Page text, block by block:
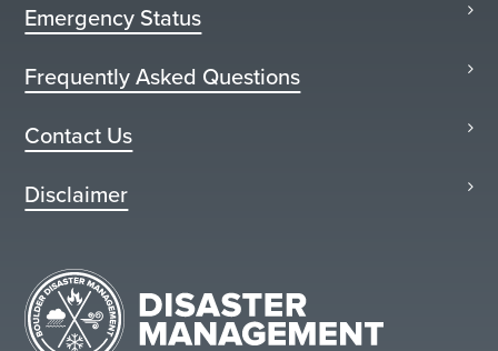
Emergency Status
Frequently Asked Questions
Contact Us
Disclaimer